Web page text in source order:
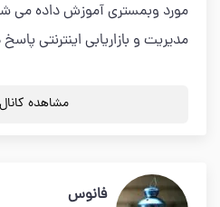
مورد وبمستری آموزش داده می
مدیریت و بازاریابی اینترنتی
مشاهده
فانوس